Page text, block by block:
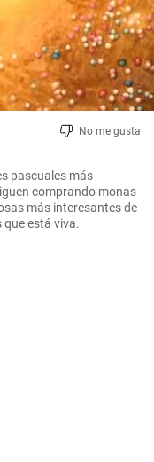
No me gusta
pascuales más
comprando monas
más interesantes de
está viva.